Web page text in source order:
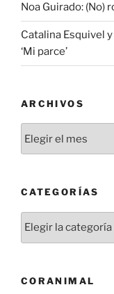
Noa Guirado: (No)
Catalina Esquivel
‘Mi parce’
ARCHIVOS
CATEGORÍAS
CORANIMAL